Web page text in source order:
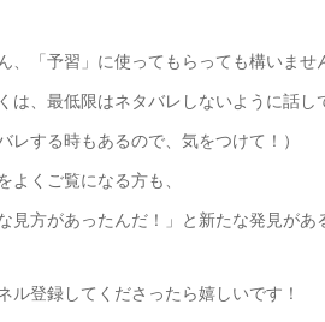
、「予習」に使ってもらっても構いませ
は、最低限はネタバレしないように話し
レする時もあるので、気をつけて！）
よくご覧になる方も、
な見方があったんだ！」と新たな発見があ
ル登録してくださったら嬉しいです！